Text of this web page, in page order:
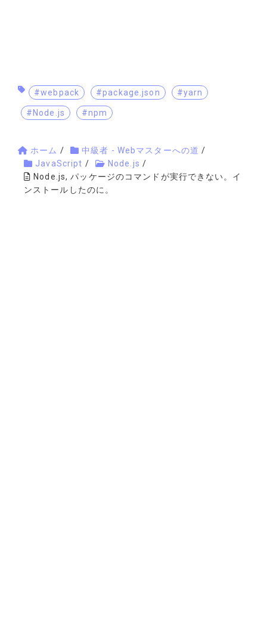
#webpack #package.json #yarn
#Node.js #npm
ホーム / 中級者 - Webマスターへの道 /
JavaScript / Node.js /
Node.js, パッケージのコマンドが実行できない。イ
ンストールしたのに。